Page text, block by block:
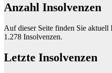
Anzahl Insolvenzen
Auf dieser Seite finden Sie aktuell
1.278 Insolvenzen.
Letzte Insolvenzen